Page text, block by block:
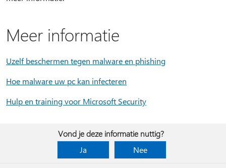
Meer informatie
Uzelf beschermen tegen malware en phishing
Hoe malware uw pc kan infecteren
Hulp en training voor Microsoft Security
Vond je deze informatie nuttig?
Ja
Nee